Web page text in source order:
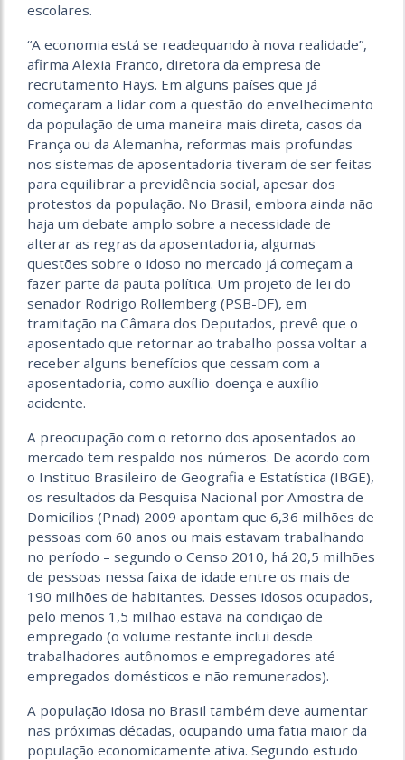
escolares.
“A economia está se readequando à nova realidade”,
afirma Alexia Franco, diretora da empresa de
recrutamento Hays. Em alguns países que já
começaram a lidar com a questão do envelhecimento
da população de uma maneira mais direta, casos da
França ou da Alemanha, reformas mais profundas
nos sistemas de aposentadoria tiveram de ser feitas
para equilibrar a previdência social, apesar dos
protestos da população. No Brasil, embora ainda não
haja um debate amplo sobre a necessidade de
alterar as regras da aposentadoria, algumas
questões sobre o idoso no mercado já começam a
fazer parte da pauta política. Um projeto de lei do
senador Rodrigo Rollemberg (PSB-DF), em
tramitação na Câmara dos Deputados, prevê que o
aposentado que retornar ao trabalho possa voltar a
receber alguns benefícios que cessam com a
aposentadoria, como auxílio-doença e auxílio-
acidente.
A preocupação com o retorno dos aposentados ao
mercado tem respaldo nos números. De acordo com
o Instituo Brasileiro de Geografia e Estatística (IBGE),
os resultados da Pesquisa Nacional por Amostra de
Domicílios (Pnad) 2009 apontam que 6,36 milhões de
pessoas com 60 anos ou mais estavam trabalhando
no período – segundo o Censo 2010, há 20,5 milhões
de pessoas nessa faixa de idade entre os mais de
190 milhões de habitantes. Desses idosos ocupados,
pelo menos 1,5 milhão estava na condição de
empregado (o volume restante inclui desde
trabalhadores autônomos e empregadores até
empregados domésticos e não remunerados).
A população idosa no Brasil também deve aumentar
nas próximas décadas, ocupando uma fatia maior da
população economicamente ativa. Segundo estudo